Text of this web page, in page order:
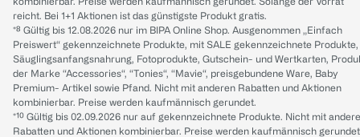
reicht. Bei 1+1 Aktionen ist das günstigste Produkt gratis.
*⁸ Gültig bis 12.08.2026 nur im BIPA Online Shop. Ausgenommen „Einfach
Preiswert“ gekennzeichnete Produkte, mit SALE gekennzeichnete Produkte,
Säuglingsanfangsnahrung, Fotoprodukte, Gutschein- und Wertkarten,
der Marke “Accessories“, “Tonies“, “Mavie“, preisgebundene Ware, Baby
Premium- Artikel sowie Pfand. Nicht mit anderen Rabatten und Aktionen
kombinierbar. Preise werden kaufmännisch gerundet.
*¹⁰ Gültig bis 02.09.2026 nur auf gekennzeichnete Produkte. Nicht mit
Rabatten und Aktionen kombinierbar. Preise werden kaufmännisch